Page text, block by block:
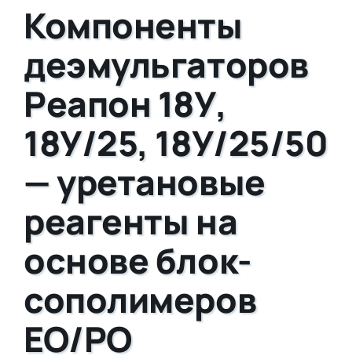
Компоненты
деэмульгаторов
Реапон 18У,
18У/25, 18У/25/50
— уретановые
реагенты на
основе блок-
сополимеров
EO/PO